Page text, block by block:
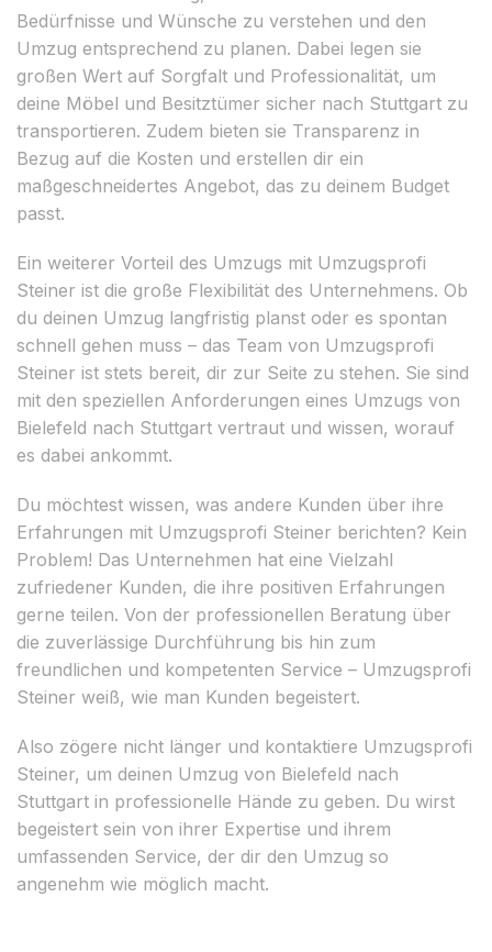
Bedürfnisse und Wünsche zu verstehen und den
Umzug entsprechend zu planen. Dabei legen sie
großen Wert auf Sorgfalt und Professionalität, um
deine Möbel und Besitztümer sicher nach Stuttgart zu
transportieren. Zudem bieten sie Transparenz in
Bezug auf die Kosten und erstellen dir ein
maßgeschneidertes Angebot, das zu deinem Budget
passt.
Ein weiterer Vorteil des Umzugs mit Umzugsprofi
Steiner ist die große Flexibilität des Unternehmens. Ob
du deinen Umzug langfristig planst oder es spontan
schnell gehen muss – das Team von Umzugsprofi
Steiner ist stets bereit, dir zur Seite zu stehen. Sie sind
mit den speziellen Anforderungen eines Umzugs von
Bielefeld nach Stuttgart vertraut und wissen, worauf
es dabei ankommt.
Du möchtest wissen, was andere Kunden über ihre
Erfahrungen mit Umzugsprofi Steiner berichten? Kein
Problem! Das Unternehmen hat eine Vielzahl
zufriedener Kunden, die ihre positiven Erfahrungen
gerne teilen. Von der professionellen Beratung über
die zuverlässige Durchführung bis hin zum
freundlichen und kompetenten Service – Umzugsprofi
Steiner weiß, wie man Kunden begeistert.
Also zögere nicht länger und kontaktiere Umzugsprofi
Steiner, um deinen Umzug von Bielefeld nach
Stuttgart in professionelle Hände zu geben. Du wirst
begeistert sein von ihrer Expertise und ihrem
umfassenden Service, der dir den Umzug so
angenehm wie möglich macht.